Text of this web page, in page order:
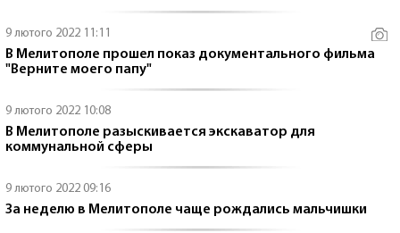
9 лютого 2022 11:11
В Мелитополе прошел показ документального фильма
"Верните моего папу"
9 лютого 2022 10:08
В Мелитополе разыскивается экскаватор для
коммунальной сферы
9 лютого 2022 09:16
За неделю в Мелитополе чаще рождались мальчишки